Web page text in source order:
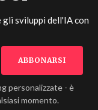
gli sviluppi dell'IA con
personalizzate - è
momento.